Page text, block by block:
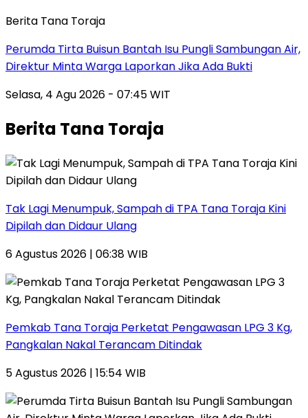
Berita Tana Toraja
Perumda Tirta Buisun Bantah Isu Pungli Sambungan Air,
Direktur Minta Warga Laporkan Jika Ada Bukti
Selasa, 4 Agu 2026 - 07:45 WIT
Berita Tana Toraja
Tak Lagi Menumpuk, Sampah di TPA Tana Toraja Kini
Dipilah dan Didaur Ulang
6 Agustus 2026 | 06:38 WIB
Pemkab Tana Toraja Perketat Pengawasan LPG 3 Kg,
Pangkalan Nakal Terancam Ditindak
5 Agustus 2026 | 15:54 WIB